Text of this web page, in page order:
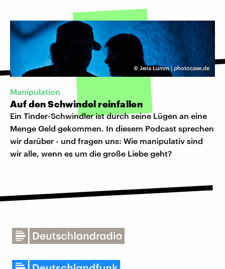
© Jens Lumm | photocase.de
Manipulation
Auf den Schwindel reinfallen
Ein Tinder-Schwindler ist durch seine Lügen an eine
Menge Geld gekommen. In diesem Podcast sprechen
wir darüber - und fragen uns: Wie manipulativ sind
wir alle, wenn es um die große Liebe geht?